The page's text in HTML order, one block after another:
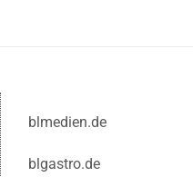
blmedien.de
blgastro.de